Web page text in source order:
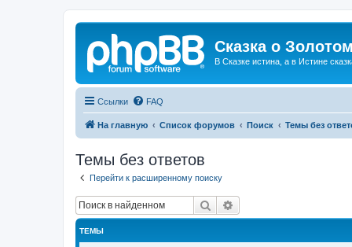
Сказка о
В Сказке истина, а в Истине
Ссылки FAQ
На главную Список форумов Поиск Темы без
Темы без ответов
Перейти к расширенному поиску
Поиск
ТЕМЫ